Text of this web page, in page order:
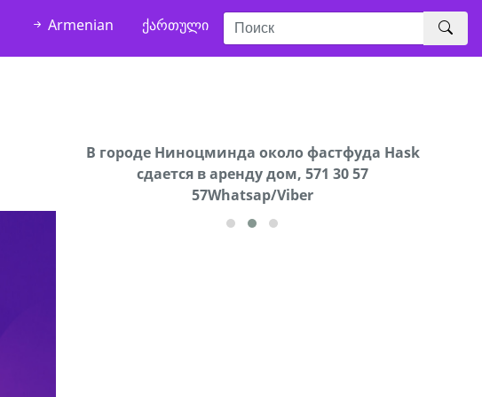
Armenian ქართული
В городе Ниноцминда около фастфуда Hask
cдается в аренду дом, 571 30 57
57Whatsap/Viber
Продается машина марки Prado,571 30 57
57Whatsap/Viber